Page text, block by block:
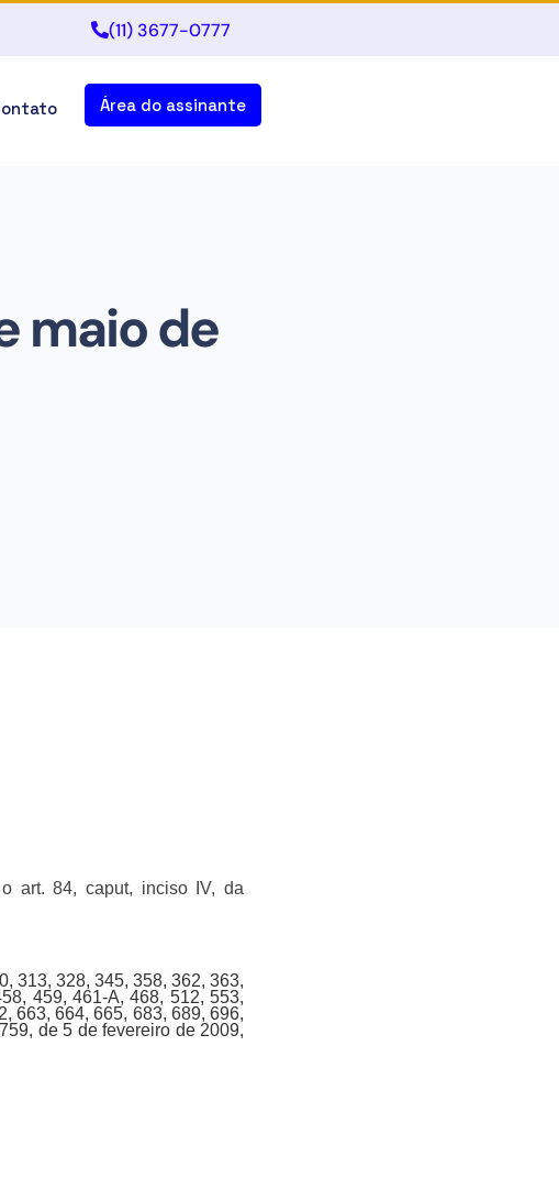
(11) 3677-0777
Área do assinante
maio de
art. 84, caput, inciso IV, da
313, 328, 345, 358, 362, 363,
459, 461-A, 468, 512, 553,
663, 664, 665, 683, 689, 696,
de 5 de fevereiro de 2009,